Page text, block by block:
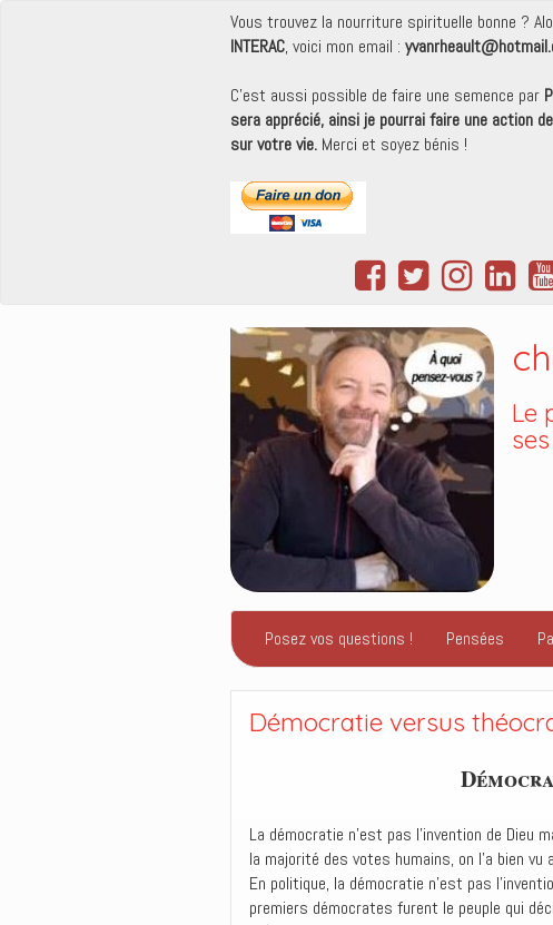
Vous trouvez la nourriture spirituelle bonne ?
INTERAC, voici mon email :
C'est aussi possible de faire une semence par
sera apprécié, ainsi je pourrai faire une action
sur votre vie. Merci et soyez bénis !
Le
Posez vos questions ! Pensées
Démocratie versus
La démocratie n’est pas l’invention de Dieu
la majorité des votes humains, on l’a bien
En politique, la démocratie n’est pas
premiers démocrates furent le peuple qui